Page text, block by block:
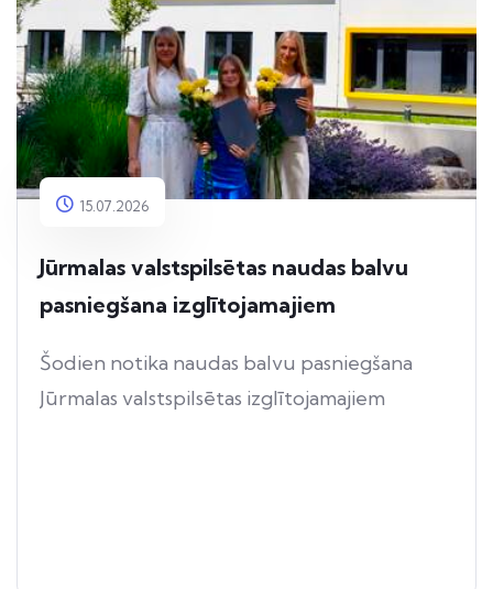
15.07.2026
Jūrmalas valstspilsētas naudas balvu
pasniegšana izglītojamajiem
Šodien notika naudas balvu pasniegšana
Jūrmalas valstspilsētas izglītojamajiem